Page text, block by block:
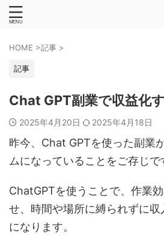
HOME >記事 >
記事
Chat GPT副業で収益化
2025年4月20日 2025年4月18日
昨今、Chat GPTを使った副業
ムになっていることをご存じで
ChatGPTを使うことで、作業
せ、時間や場所に縛られずに
になります。